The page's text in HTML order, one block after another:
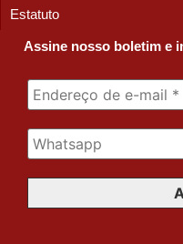
Estatuto
Assine nosso boletim e